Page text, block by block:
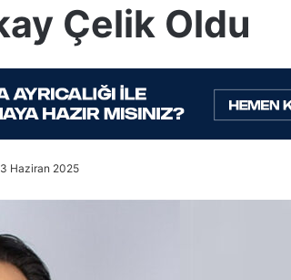
Çelik Oldu
Haziran 2025